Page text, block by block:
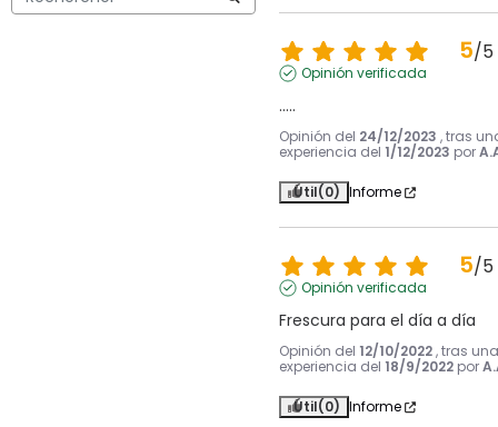
5/5
Opinión verificada
.....
Opinión del 24/12/2023 , tras
experiencia del 1/12/2023 por
Útil(0) Informe
5/5
Opinión verificada
Frescura para el día a día
Opinión del 12/10/2022 , tras una
experiencia del 18/9/2022 por
Útil(0) Informe